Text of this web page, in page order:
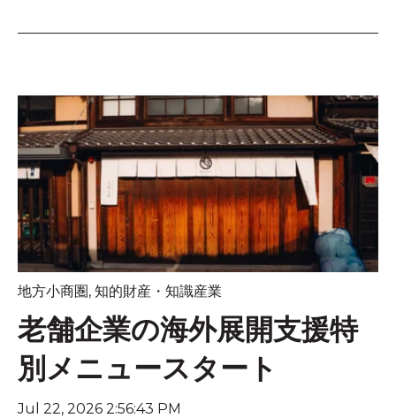
地方小商圏 , 知的財産・知識産業
老舗企業の海外展開支援特
別メニュースタート
Jul 22, 2026 2:56:43 PM